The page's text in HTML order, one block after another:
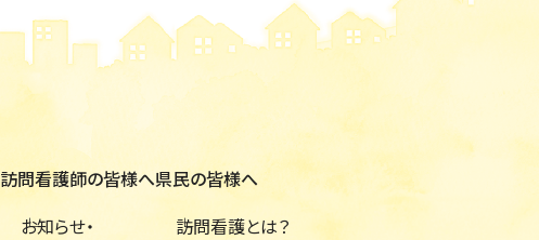
訪問看護師の皆様へ
お知らせ・
県民の皆様へ
訪問看護とは？